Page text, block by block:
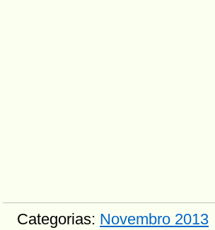
Categorias: Novembro 2013